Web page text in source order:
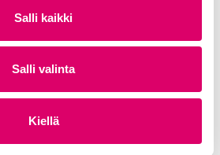
Salli kaikki
Salli valinta
Kiellä